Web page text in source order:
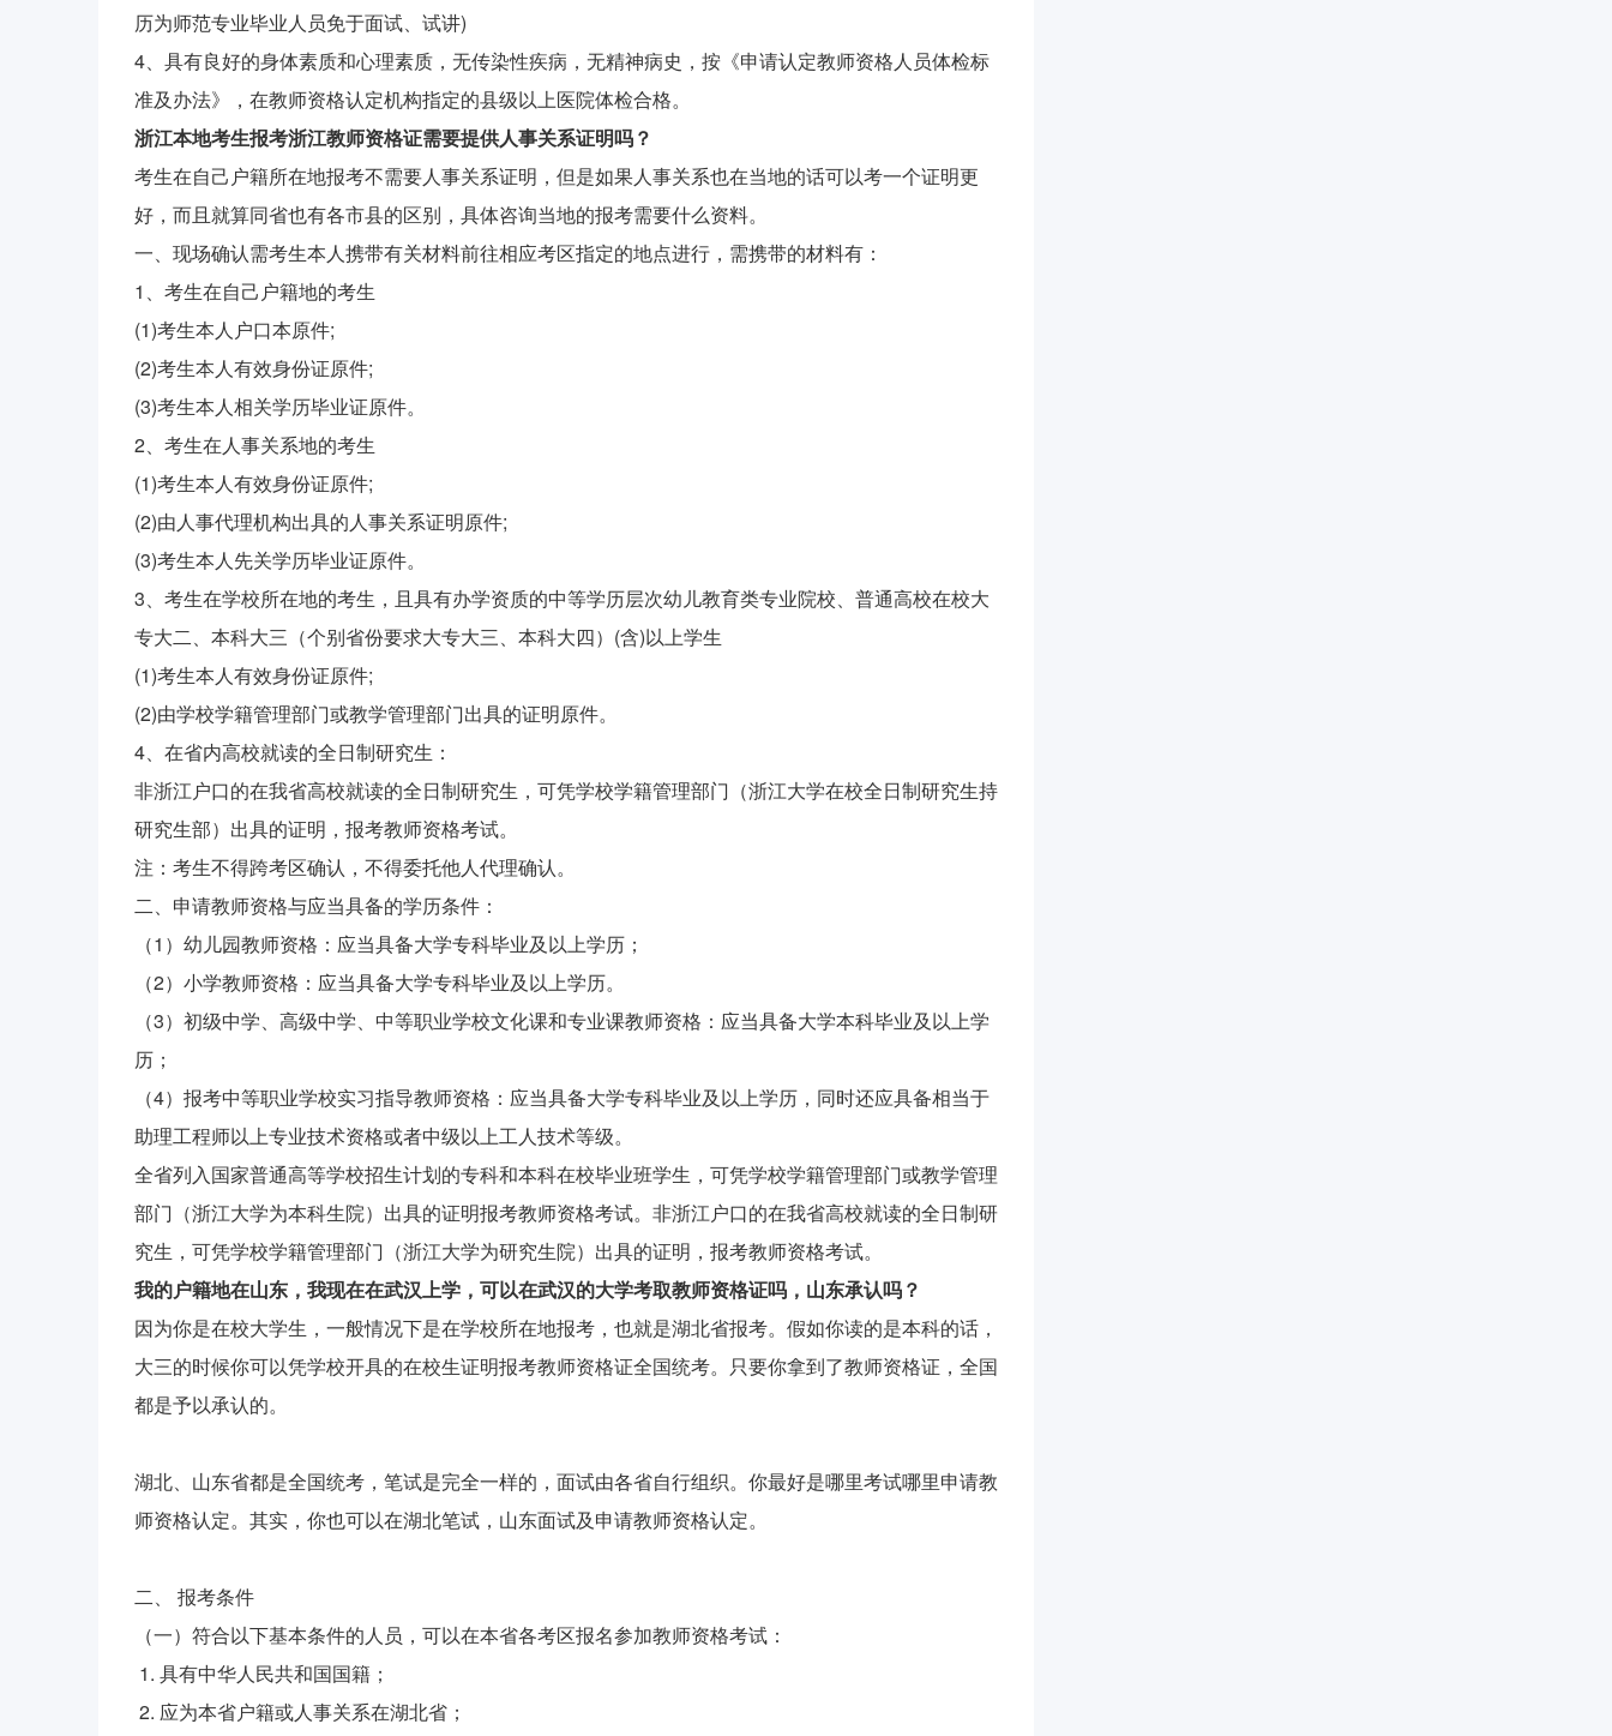
历为师范专业毕业人员免于面试、试讲)
4、具有良好的身体素质和心理素质，无传染性疾病，无精神病史，按《申请认定教师资格人员体检标
准及办法》，在教师资格认定机构指定的县级以上医院体检合格。
浙江本地考生报考浙江教师资格证需要提供人事关系证明吗？
考生在自己户籍所在地报考不需要人事关系证明，但是如果人事关系也在当地的话可以考一个证明更
好，而且就算同省也有各市县的区别，具体咨询当地的报考需要什么资料。
一、现场确认需考生本人携带有关材料前往相应考区指定的地点进行，需携带的材料有：
1、考生在自己户籍地的考生
(1)考生本人户口本原件;
(2)考生本人有效身份证原件;
(3)考生本人相关学历毕业证原件。
2、考生在人事关系地的考生
(1)考生本人有效身份证原件;
(2)由人事代理机构出具的人事关系证明原件;
(3)考生本人先关学历毕业证原件。
3、考生在学校所在地的考生，且具有办学资质的中等学历层次幼儿教育类专业院校、普通高校在校大
专大二、本科大三（个别省份要求大专大三、本科大四）(含)以上学生
(1)考生本人有效身份证原件;
(2)由学校学籍管理部门或教学管理部门出具的证明原件。
4、在省内高校就读的全日制研究生：
非浙江户口的在我省高校就读的全日制研究生，可凭学校学籍管理部门（浙江大学在校全日制研究生持
研究生部）出具的证明，报考教师资格考试。
注：考生不得跨考区确认，不得委托他人代理确认。
二、申请教师资格与应当具备的学历条件：
（1）幼儿园教师资格：应当具备大学专科毕业及以上学历；
（2）小学教师资格：应当具备大学专科毕业及以上学历。
（3）初级中学、高级中学、中等职业学校文化课和专业课教师资格：应当具备大学本科毕业及以上学
历；
（4）报考中等职业学校实习指导教师资格：应当具备大学专科毕业及以上学历，同时还应具备相当于
助理工程师以上专业技术资格或者中级以上工人技术等级。
全省列入国家普通高等学校招生计划的专科和本科在校毕业班学生，可凭学校学籍管理部门或教学管理
部门（浙江大学为本科生院）出具的证明报考教师资格考试。非浙江户口的在我省高校就读的全日制研
究生，可凭学校学籍管理部门（浙江大学为研究生院）出具的证明，报考教师资格考试。
我的户籍地在山东，我现在在武汉上学，可以在武汉的大学考取教师资格证吗，山东承认吗？
因为你是在校大学生，一般情况下是在学校所在地报考，也就是湖北省报考。假如你读的是本科的话，
大三的时候你可以凭学校开具的在校生证明报考教师资格证全国统考。只要你拿到了教师资格证，全国
都是予以承认的。
湖北、山东省都是全国统考，笔试是完全一样的，面试由各省自行组织。你最好是哪里考试哪里申请教
师资格认定。其实，你也可以在湖北笔试，山东面试及申请教师资格认定。
二、 报考条件
（一）符合以下基本条件的人员，可以在本省各考区报名参加教师资格考试：
1. 具有中华人民共和国国籍；
2. 应为本省户籍或人事关系在湖北省；